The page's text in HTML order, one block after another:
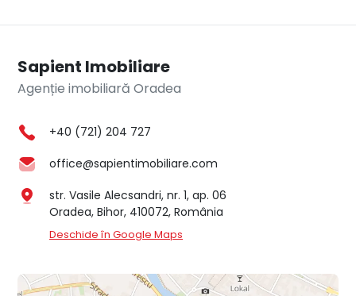
Sapient Imobiliare
Agenție imobiliară Oradea
+40 (721) 204 727
office@sapientimobiliare.com
str. Vasile Alecsandri, nr. 1, ap. 06
Oradea, Bihor, 410072, România
Deschide în Google Maps